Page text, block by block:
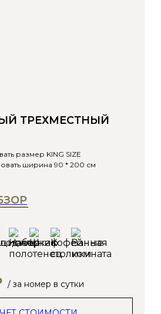
ТРЕХМЕСТНЫЙ
размер KING SIZE
ширина 90 * 200 см
/ за номер в сутки